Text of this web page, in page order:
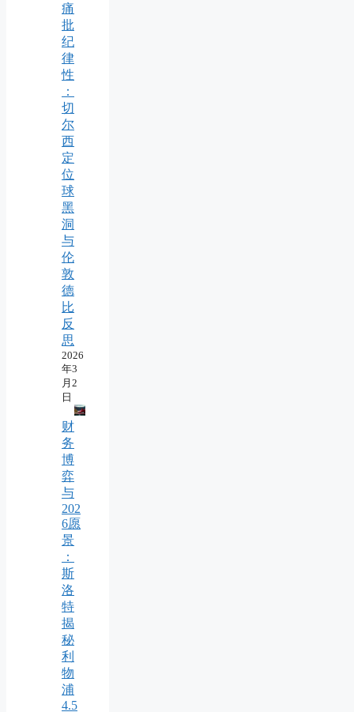
痛
批
纪
律
性
：
切
尔
西
定
位
球
黑
洞
与
伦
敦
德
比
反
思
2026
年3
月2
日
财
务
博
弈
与
202
6愿
景
：
斯
洛
特
揭
秘
利
物
浦
4.5